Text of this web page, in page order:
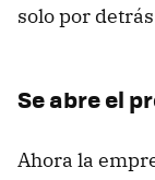
solo por
Se abre el
Ahora la